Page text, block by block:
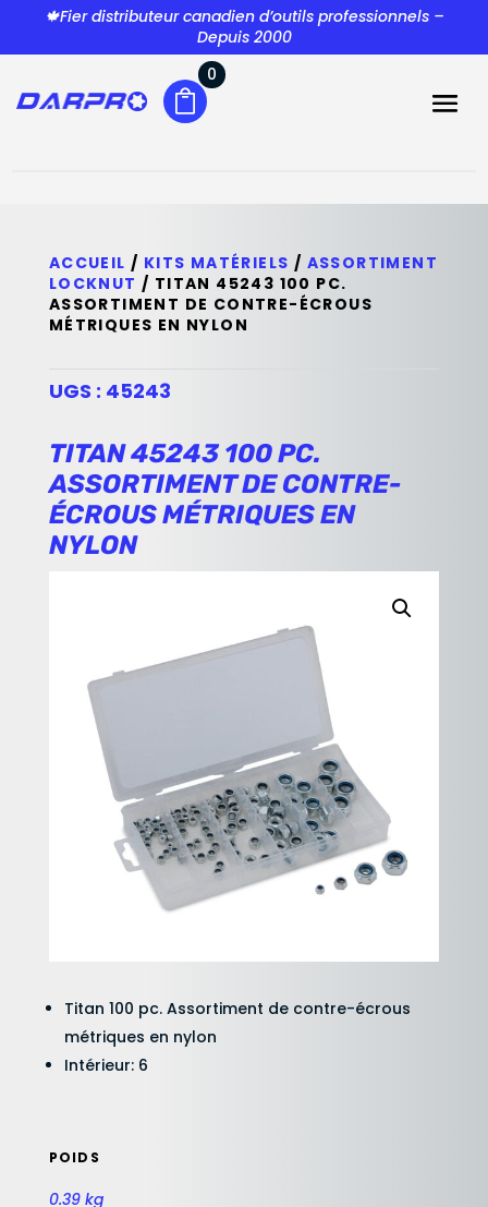
🍁Fier distributeur canadien d’outils professionnels –
Depuis 2000
0
ACCUEIL / KITS MATÉRIELS / ASSORTIMENT
LOCKNUT / TITAN 45243 100 PC.
ASSORTIMENT DE CONTRE-ÉCROUS
MÉTRIQUES EN NYLON
UGS : 45243
TITAN 45243 100 PC.
ASSORTIMENT DE CONTRE-
ÉCROUS MÉTRIQUES EN
NYLON
Titan 100 pc. Assortiment de contre-écrous
métriques en nylon
Intérieur: 6
POIDS
0.39 kg